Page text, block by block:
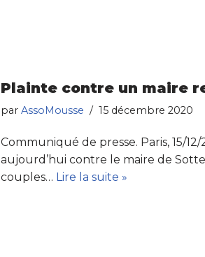
Plainte contre un maire
par AssoMousse 15 décembre 2020
Communiqué de presse. Paris, 15/
aujourd’hui contre le maire de
couples… Lire la suite »